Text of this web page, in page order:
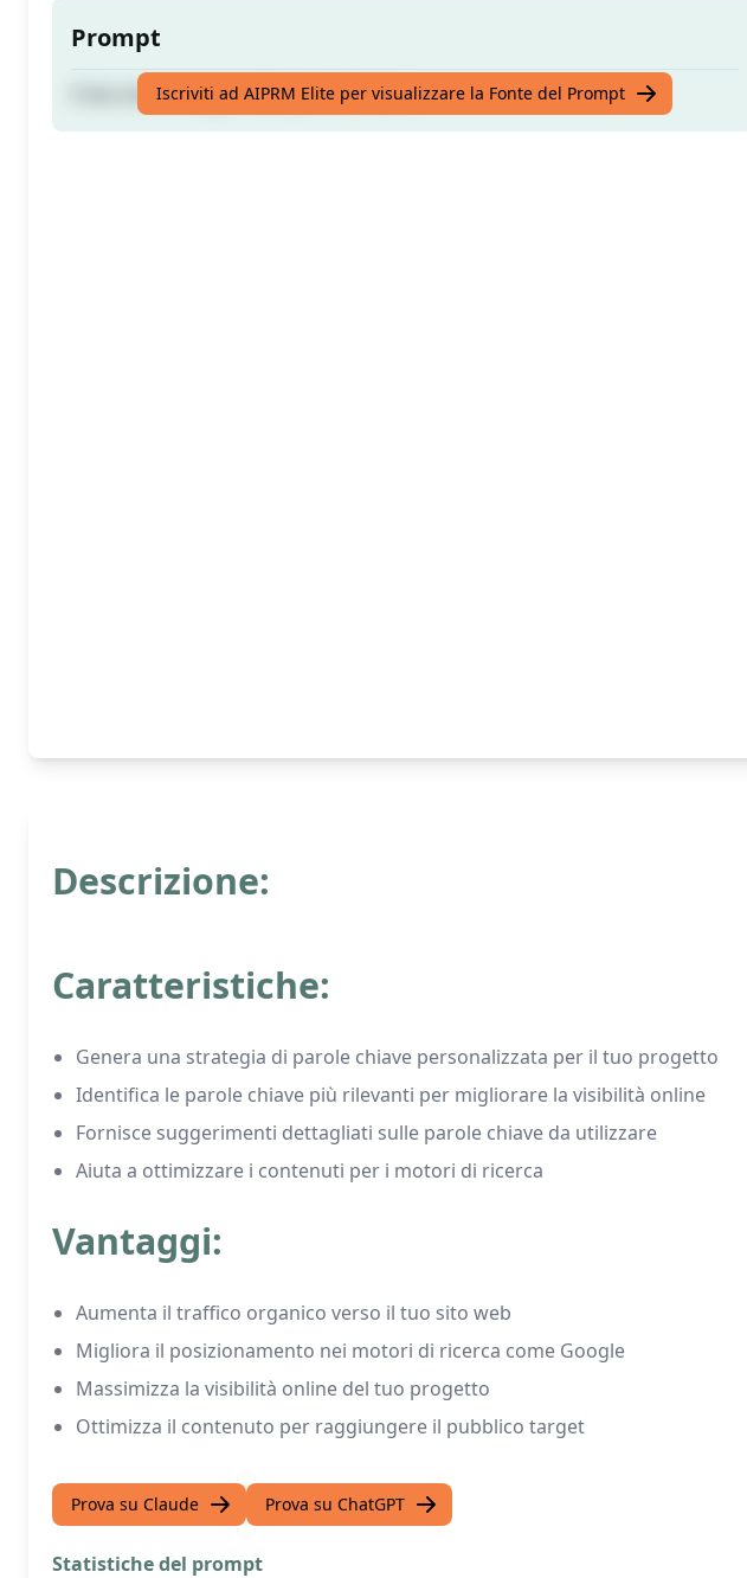
Prompt
Crea una strategia delle parole chiave
Iscriviti ad AIPRM Elite per visualizzare la Fonte del Prompt
Descrizione:
Caratteristiche:
Genera una strategia di parole chiave personalizzata per il tuo progetto
Identifica le parole chiave più rilevanti per migliorare la visibilità online
Fornisce suggerimenti dettagliati sulle parole chiave da utilizzare
Aiuta a ottimizzare i contenuti per i motori di ricerca
Vantaggi:
Aumenta il traffico organico verso il tuo sito web
Migliora il posizionamento nei motori di ricerca come Google
Massimizza la visibilità online del tuo progetto
Ottimizza il contenuto per raggiungere il pubblico target
Prova su Claude Prova su ChatGPT
Statistiche del prompt